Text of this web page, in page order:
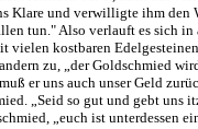
Klare und verwilligte ihm
tun." Also verlauft es sich
vielen kostbaren
zu, „der Goldschmied
er uns auch unser Geld
„Seid so gut und gebt uns
„euch ist unterdessen